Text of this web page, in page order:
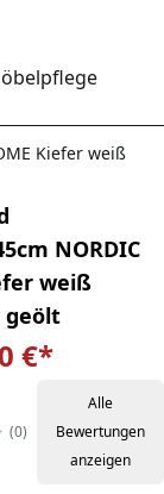
Kiefer weiß
NORDIC
weiß
geölt
€*
0
Alle
Bewertungen
anzeigen